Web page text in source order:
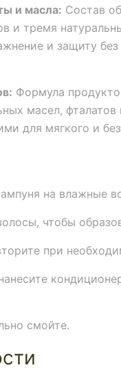
и масла: Состав
и тремя
и защиту без
Формула
масел, фталатов
для мягкого и
на влажные
чтобы
при
смойте.